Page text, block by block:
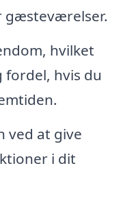
gæsteværelser.
hvilket
hvis du
ved at give
i dit